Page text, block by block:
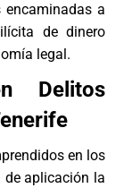
encaminadas a
de dinero
legal.
Delitos
en los
de aplicación la